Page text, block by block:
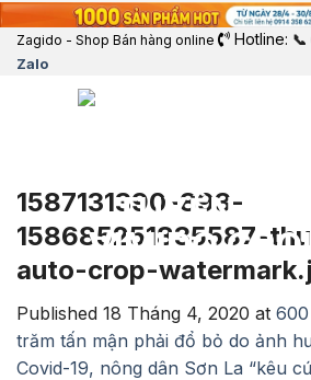
Zagido - Shop Bán hàng online Hotline:
Zalo
1587131390-893-
158685251835587-
auto-crop-
Published 18 Tháng 4, 2020 at
trăm tấn mận phải đổ bỏ do ảnh
Covid-19, nông dân Sơn La “kêu